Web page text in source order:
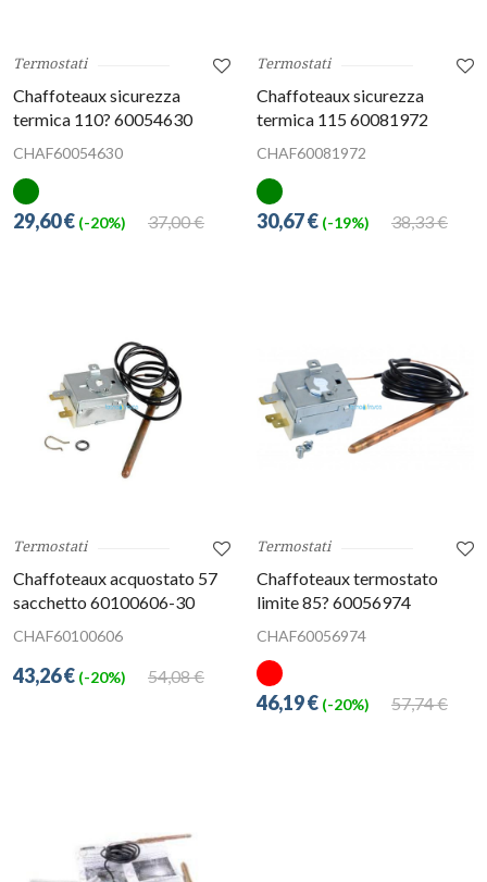
Termostati
Chaffoteaux sicurezza
termica 110? 60054630
CHAF60054630
37,00 €
29,60 € (-20%)
Termostati
Chaffoteaux sicurezza
termica 115 60081972
CHAF60081972
38,33 €
30,67 € (-19%)
Termostati
Chaffoteaux acquostato 57
sacchetto 60100606-30
CHAF60100606
54,08 €
43,26 € (-20%)
Termostati
Chaffoteaux termostato
limite 85? 60056974
CHAF60056974
57,74 €
46,19 € (-20%)